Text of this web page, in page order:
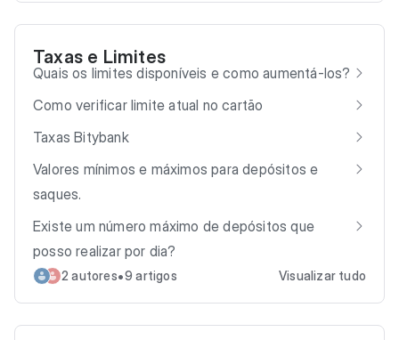
Taxas e Limites
Quais os limites disponíveis e como aumentá-los?
Como verificar limite atual no cartão
Taxas Bitybank
Valores mínimos e máximos para depósitos e
saques.
Existe um número máximo de depósitos que
posso realizar por dia?
2 autores•9 artigos Visualizar tudo